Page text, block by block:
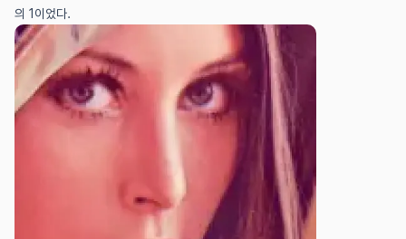
의 1이었다.